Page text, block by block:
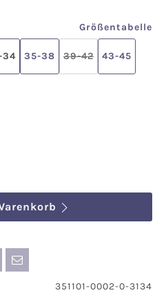
Größentabelle
34 35-38 39-42 43-45
den
351101-0002-0-3134